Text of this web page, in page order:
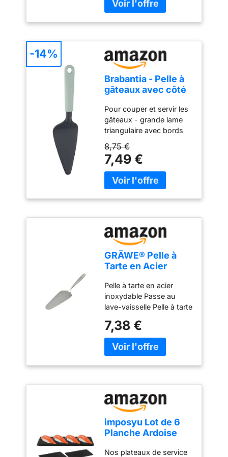
Brabantia - Pelle à
gâteaux avec côté
Green
Pour couper et servir les
gâteaux - grande lame
triangulaire avec bords
tranchants des deux
côtés. Convient aux
droitiers et aux gauchers
Facile à ranger - avec
au lave-vaisselle
8,75 €
7,49 €
-14%
GRÄWE® Pelle à
Tarte en Acier
Königstein
Pelle à tarte en acier
inoxydable Passe au
lave-vaisselle Pelle à tarte
à la main Matériau : acier
inoxydable chromé 18 %
7,38 €
imposyu Lot de 6
Planche Ardoise
Rectangulaire en
Nos plateaux de service